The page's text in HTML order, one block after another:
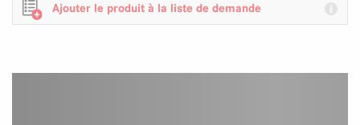
Ajouter le produit à la liste de demande